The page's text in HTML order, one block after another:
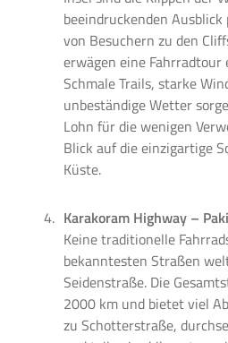
beeindruckenden
von Besuchern zu den
erwägen eine Fahrradtour
Schmale Trails, starke
unbeständige Wetter
Lohn für die wenigen
Blick auf die einzigartige
Küste.
Karakoram Highway –
Keine traditionelle
bekanntesten Straßen
Seidenstraße. Die
2000 km und bietet viel
zu Schotterstraße,